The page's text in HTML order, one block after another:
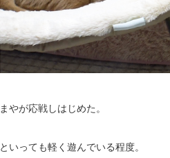
まやが応戦しはじめた。
といっても軽く遊んでいる程度。